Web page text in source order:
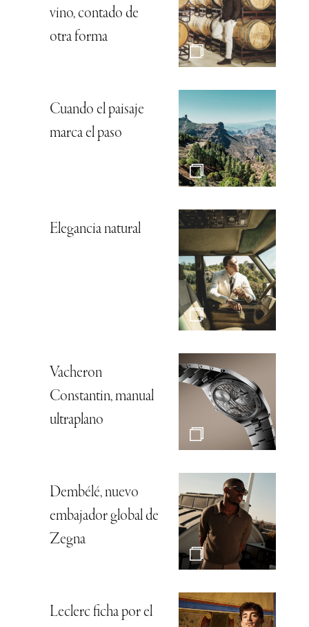
vino, contado de
otra forma
Cuando el paisaje
marca el paso
Elegancia natural
Vacheron
Constantin, manual
ultraplano
Dembélé, nuevo
embajador global de
Zegna
Leclerc ficha por el